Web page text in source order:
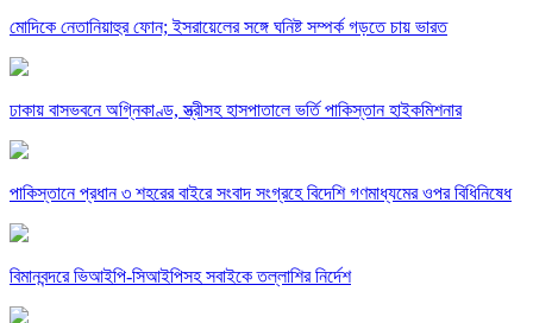
মোদিকে নেতানিয়াহুর ফোন; ইসরায়েলের সঙ্গে ঘনিষ্ট সম্পর্ক গড়তে চায় ভারত
ঢাকায় বাসভবনে অগ্নিকাণ্ড, স্ত্রীসহ হাসপাতালে ভর্তি পাকিস্তান হাইকমিশনার
পাকিস্তানে প্রধান ৩ শহরের বাইরে সংবাদ সংগ্রহে বিদেশি গণমাধ্যমের ওপর বিধিনিষেধ
বিমানবন্দরে ভিআইপি-সিআইপিসহ সবাইকে তল্লাশির নির্দেশ